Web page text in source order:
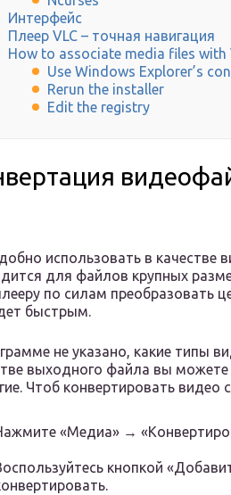
Интерфейс
Плеер VLC – точная навигация
How to associate media files with
Use Windows Explorer’s
Rerun the installer
Edit the registry
использовать в
для файлов крупных
по силам преобразовать
быстрым.
не указано, какие типы
выходного файла вы можете
Чтоб конвертировать
«Медиа» →
кнопкой